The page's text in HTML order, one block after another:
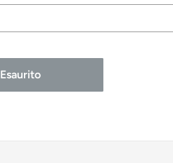
Esaurito